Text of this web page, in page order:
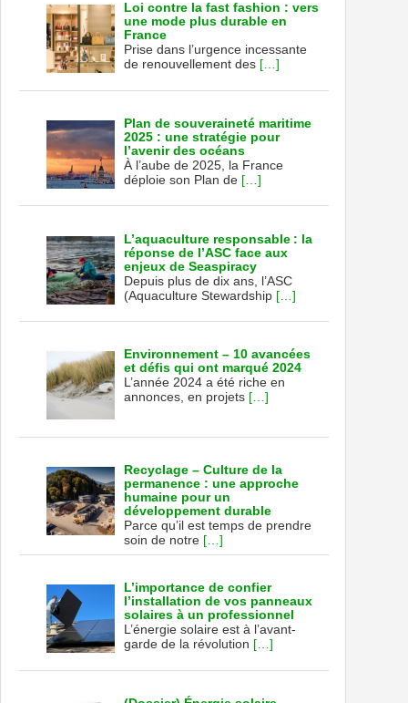
Loi contre la fast fashion : vers
une mode plus durable en
France
Prise dans l’urgence incessante
de renouvellement des […]
Plan de souveraineté maritime
2025 : une stratégie pour
l’avenir des océans
À l’aube de 2025, la France
déploie son Plan de […]
L’aquaculture responsable : la
réponse de l’ASC face aux
enjeux de Seaspiracy
Depuis plus de dix ans, l’ASC
(Aquaculture Stewardship […]
Environnement – 10 avancées
et défis qui ont marqué 2024
L’année 2024 a été riche en
annonces, en projets […]
Recyclage – Culture de la
permanence : une approche
humaine pour un
développement durable
Parce qu’il est temps de prendre
soin de notre […]
L’importance de confier
l’installation de vos panneaux
solaires à un professionnel
L’énergie solaire est à l’avant-
garde de la révolution […]